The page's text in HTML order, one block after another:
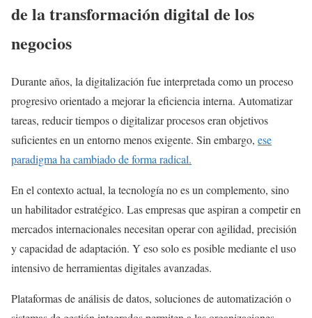
de la transformación digital de los
negocios
Durante años, la digitalización fue interpretada como un proceso
progresivo orientado a mejorar la eficiencia interna. Automatizar
tareas, reducir tiempos o digitalizar procesos eran objetivos
suficientes en un entorno menos exigente. Sin embargo, ese
paradigma ha cambiado de forma radical.
En el contexto actual, la tecnología no es un complemento, sino
un habilitador estratégico. Las empresas que aspiran a competir en
mercados internacionales necesitan operar con agilidad, precisión
y capacidad de adaptación. Y eso solo es posible mediante el uso
intensivo de herramientas digitales avanzadas.
Plataformas de análisis de datos, soluciones de automatización o